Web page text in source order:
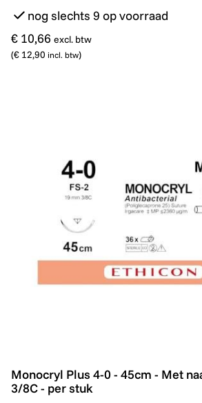
nog slechts 9 op voorraad
€ 10,66 excl. btw
(€ 12,90 incl. btw)
Monocryl Plus 4-0 - 45cm - Met
Monocryl Plus 4-0 - 45cm - Met
3/8C - per stuk